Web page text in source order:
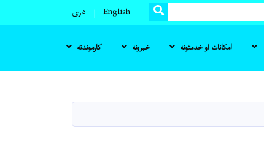
SEARCH
English دری
امکانات او خدمتونه خبرونه کارموندنه